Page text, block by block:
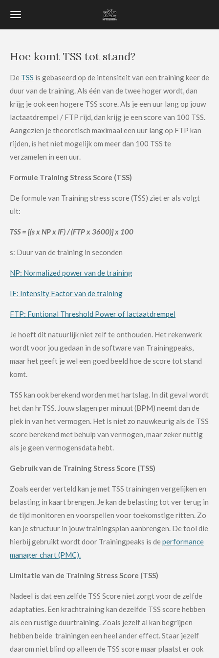
Ga
Hoe komt TSS tot stand?
De TSS is gebaseerd op de intensiteit van een training keer de
duur van de training. Als één van de twee hoger wordt, dan
krijg je ook een hogere TSS score. Als je een uur lang op jouw
lactaatdrempel / FTP rijd, dan krijg je een score van 100 TSS.
Aangezien je theoretisch maximaal een uur lang op FTP kan
rijden, is het niet mogelijk om meer dan 100 TSS te
verzamelen in een uur.
Formule Training Stress Score (TSS)
De formule van Training stress score (TSS) ziet er als volgt
uit:
TSS = [(s x NP x IF) / (FTP x 3600)] x 100
s: Duur van de training in seconden
NP: Normalized power van de training
IF: Intensity Factor van de training
FTP: Funtional Threshold Power of lactaatdrempel
Je hoeft dit natuurlijk niet zelf te onthouden. Het rekenwerk
wordt voor jou gedaan in de software van Trainingpeaks,
maar het geeft je wel een goed beeld hoe de score tot stand
komt.
TSS kan ook berekend worden met hartslag. In dit geval wordt
het dan hrTSS. Jouw slagen per minuut (BPM) neemt dan de
plek in van het vermogen. Het is niet zo nauwkeurig als de TSS
score berekend met behulp van vermogen, maar zeker nuttig
als je geen vermogensdata hebt.
Gebruik van de Training Stress Score (TSS)
Zoals eerder verteld kan je met TSS trainingen vergelijken en
belasting in kaart brengen. Je kan de belasting tot ver terug in
de tijd monitoren en voorspellen voor toekomstige ritten. Zo
kan je structuur in jouw trainingsplan aanbrengen. De tool die
hierbij gebruikt wordt door Trainingpeaks is deperformance
manager chart (PMC).
Limitatie van de Training Stress Score (TSS)
Nadeel is dat een zelfde TSS Score niet zorgt voor de zelfde
adaptaties. Een krachtraining kan dezelfde TSS score hebben
als een rustige duurtraining. Zoals jezelf al kan begrijpen
hebben beide trainingen een heel ander effect. Staar jezelf
daarom niet blind op alleen de TSS score maar plaatst er ook